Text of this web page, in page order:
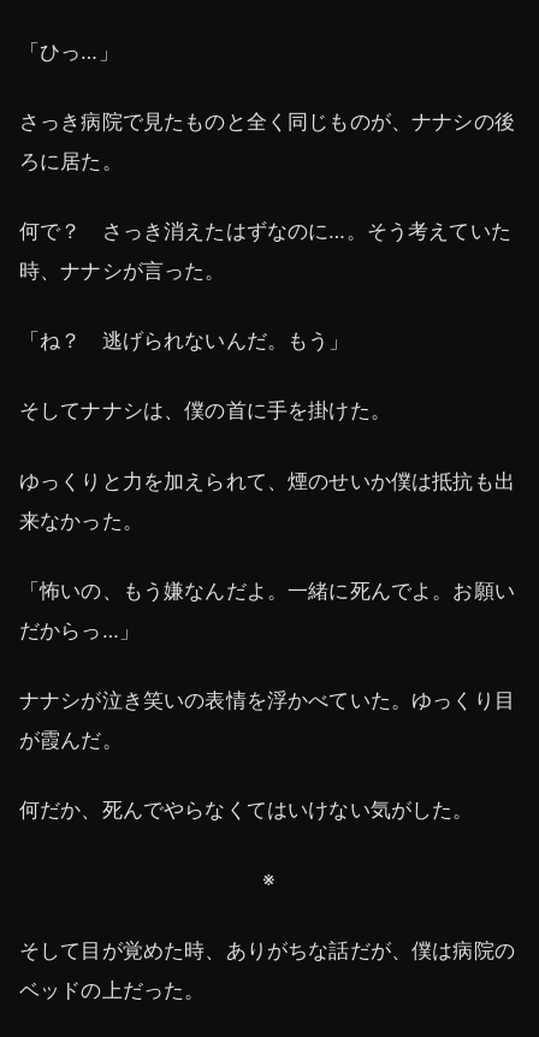
「ひっ…」
さっき病院で見たものと全く同じものが、ナナシの後
ろに居た。
何で？ さっき消えたはずなのに…。そう考えていた
時、ナナシが言った。
「ね？ 逃げられないんだ。もう」
そしてナナシは、僕の首に手を掛けた。
ゆっくりと力を加えられて、煙のせいか僕は抵抗も出
来なかった。
「怖いの、もう嫌なんだよ。一緒に死んでよ。お願い
だからっ…」
ナナシが泣き笑いの表情を浮かべていた。ゆっくり目
が霞んだ。
何だか、死んでやらなくてはいけない気がした。
※
そして目が覚めた時、ありがちな話だが、僕は病院の
ベッドの上だった。